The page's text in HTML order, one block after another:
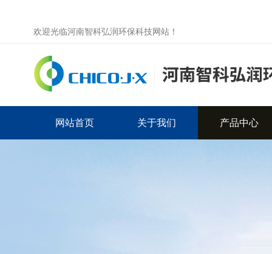
欢迎光临河南智科弘润环保科技网站！
网站首页 关于我们 产品中心